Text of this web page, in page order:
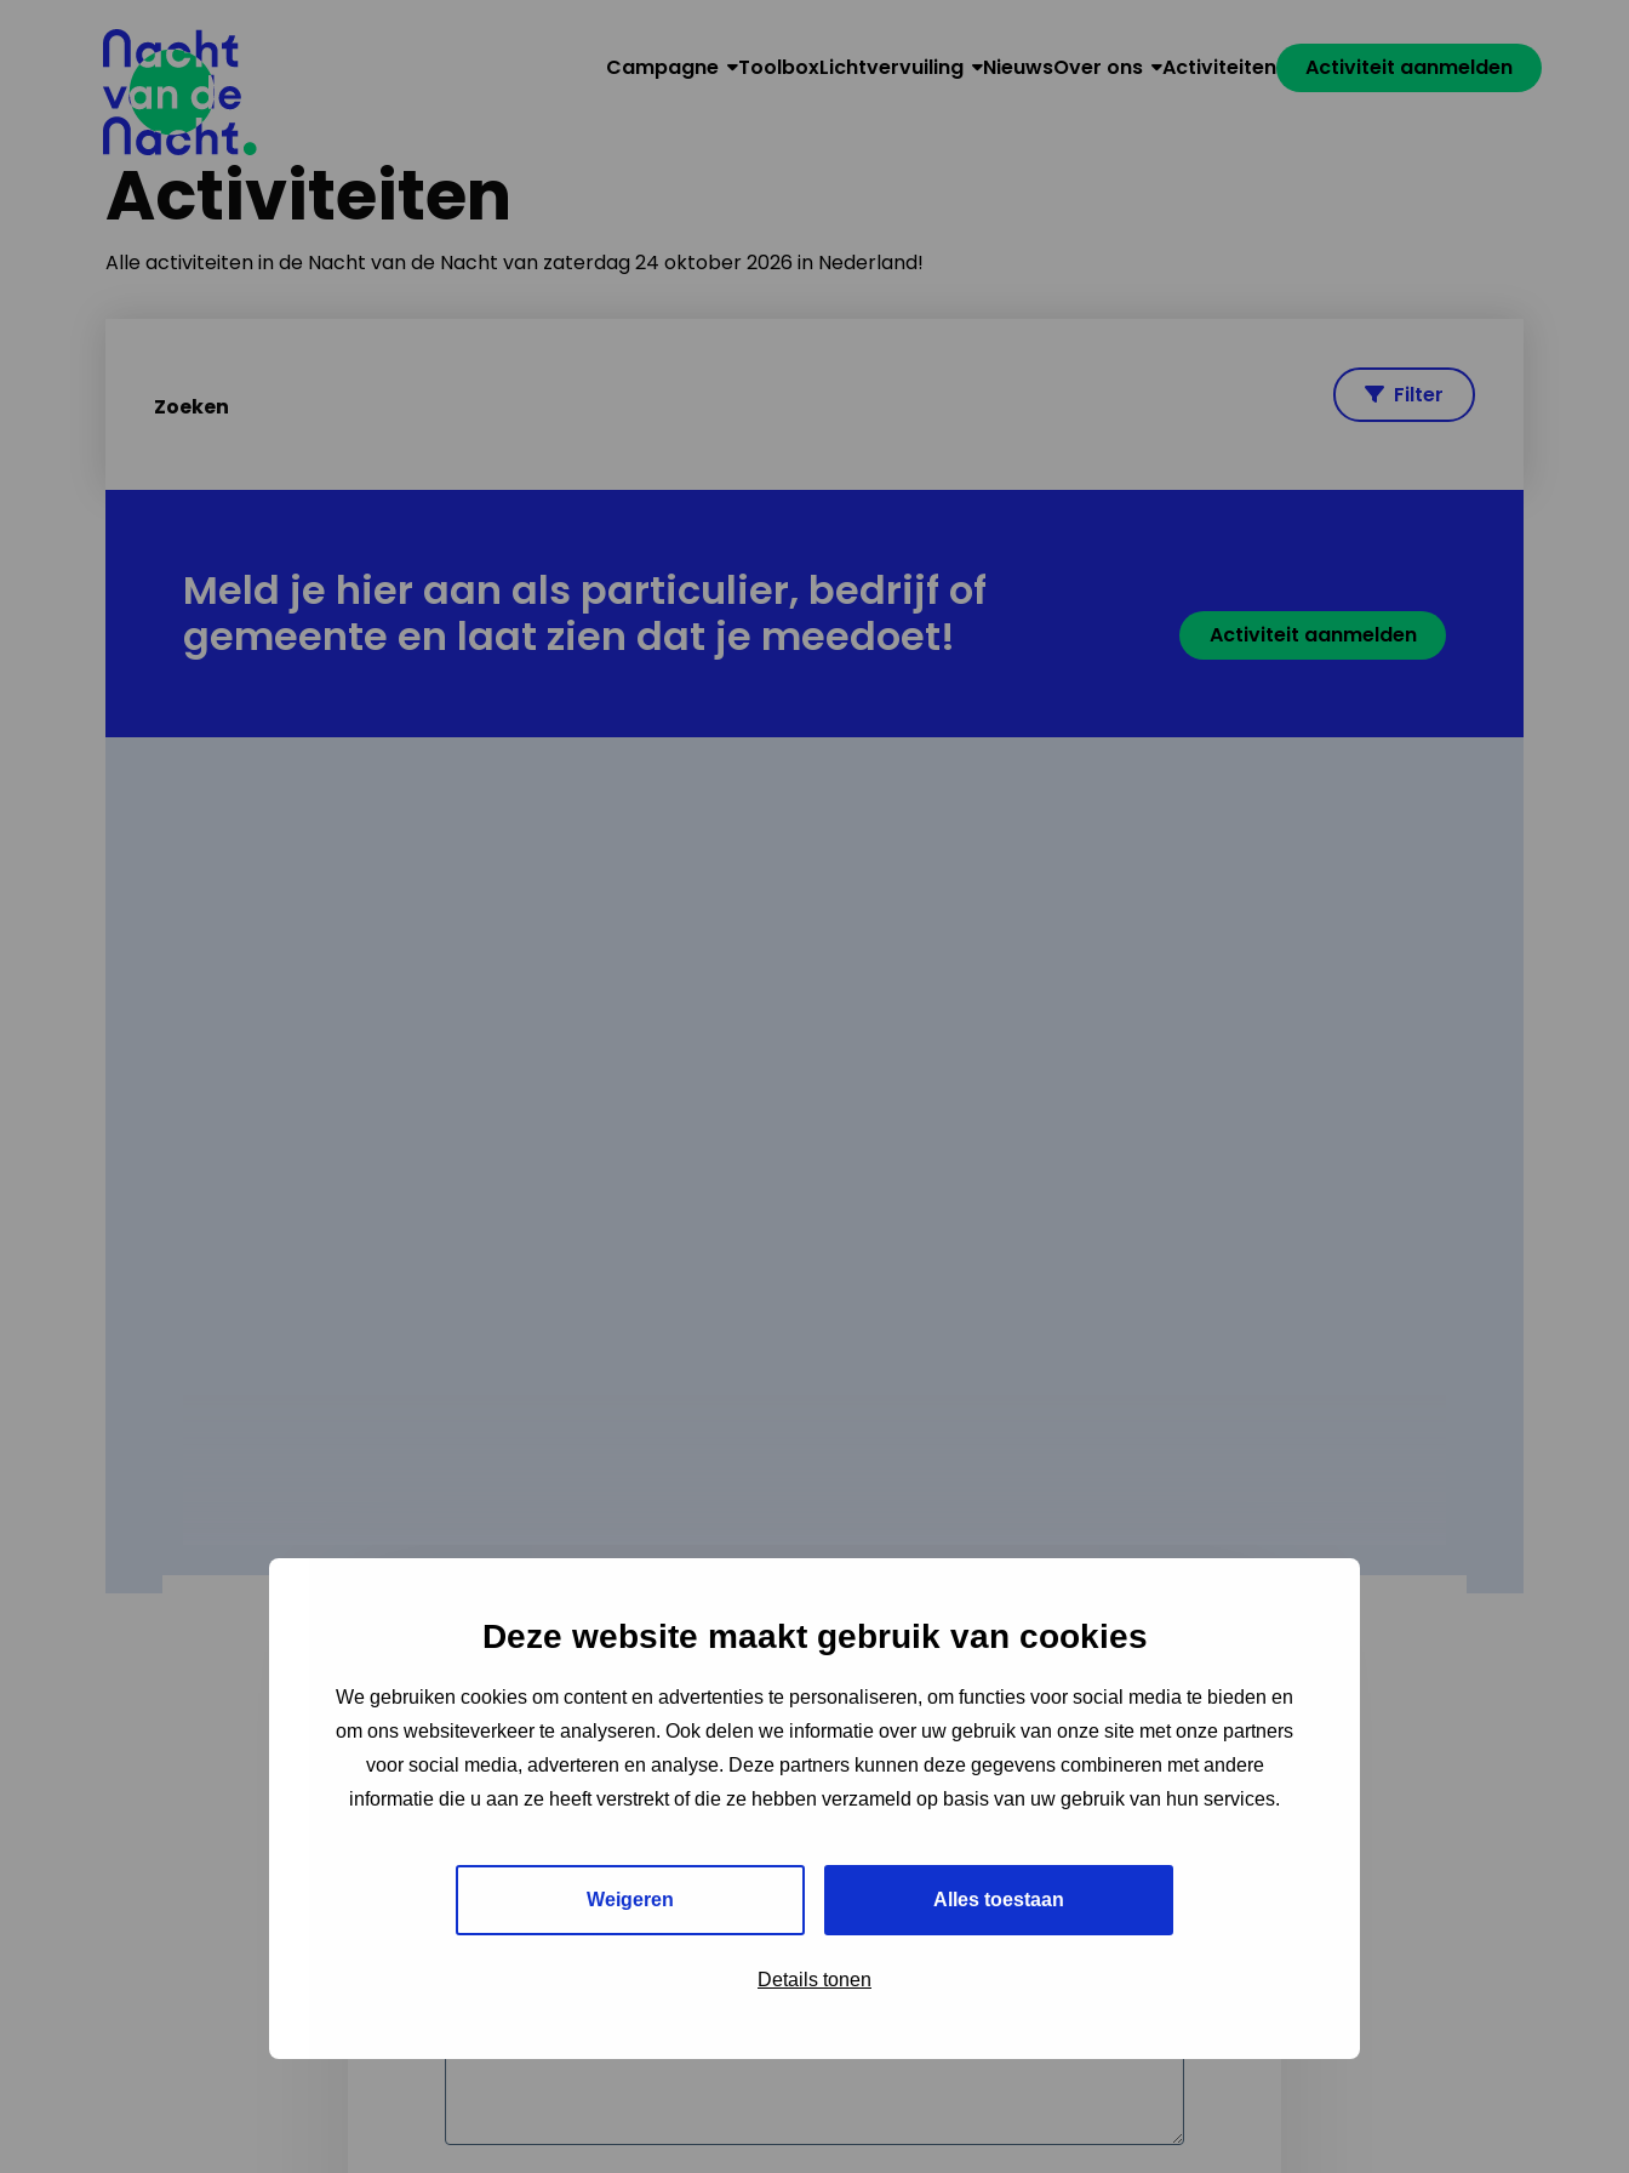
Deze website maakt gebruik van cookies
We gebruiken cookies om content en advertenties te personaliseren, om functies voor social media te bieden en
om ons websiteverkeer te analyseren. Ook delen we informatie over uw gebruik van onze site met onze partners
voor social media, adverteren en analyse. Deze partners kunnen deze gegevens combineren met andere
informatie die u aan ze heeft verstrekt of die ze hebben verzameld op basis van uw gebruik van hun services.
Weigeren Alles toestaan
Details tonen
Campagne ToolboxLichtvervuiling NieuwsOver ons Activiteiten Activiteit aanmelden
Activiteiten
Alle activiteiten in de Nacht van de Nacht van zaterdag 24 oktober 2026 in Nederland!
Zoeken Filter
Meld je hier aan als particulier, bedrijf of
gemeente en laat zien dat je meedoet!
Activiteit aanmelden
"* " geeft vereiste velden aan
1 2
3
Volledige omschrijving*